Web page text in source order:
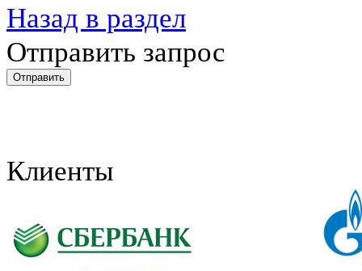
Назад в раздел
Отправить запрос
Клиенты